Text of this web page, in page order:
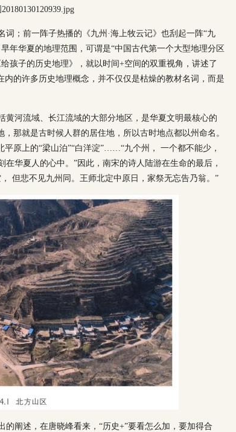
；前一阵子热播的《九州·海上牧云记》也刮起一阵“九
华夏的地理范围，可谓是“中国古代第一个大型地理分区
孩子的历史地理》，就以时间+空间的双重视角，讲述了
的许多历史地理概念，并不仅仅是枯燥的教材名词，而是
黄河流域、长江流域的大部分地区，是华夏文明最核心的
那就是古时候人群的居住地，所以古时地点都以州命名。
原上的“梁山泊”“白洋淀”……“九个州， 一个都不能少，
华夏人的心中。”因此，南宋的诗人陆游在生命的最后，
但悲不见九州同。王师北定中原日，家祭无忘告乃翁。”
阐述，在唐晓峰看来，“历史+”要看怎么加，要加得合